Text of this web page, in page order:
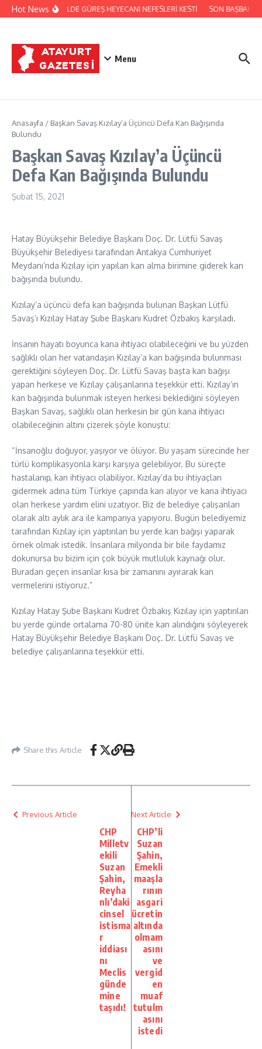
İçeriğe atla
Hot NewsFESTİVALDE GÜREŞ HEYECANI NEFESLERİ KESTİ SON
Menu
Anasayfa / Başkan Savaş Kızılay’a Üçüncü Defa Kan Bağışında
Bulundu
Başkan Savaş Kızılay’a Üçüncü
Defa Kan Bağışında Bulundu
Şubat 15, 2021
Hatay Büyükşehir Belediye Başkanı Doç. Dr. Lütfü Savaş
Büyükşehir Belediyesi tarafından Antakya Cumhuriyet
Meydanı’nda Kızılay için yapılan kan alma birimine giderek kan
bağışında bulundu.
Kızılay’a üçüncü defa kan bağışında bulunan Başkan Lütfü
Savaş’ı Kızılay Hatay Şube Başkanı Kudret Özbakış karşıladı.
İnsanın hayatı boyunca kana ihtiyacı olabileceğini ve bu yüzden
sağlıklı olan her vatandaşın Kızılay’a kan bağışında bulunması
gerektiğini söyleyen Doç. Dr. Lütfü Savaş başta kan bağışı
yapan herkese ve Kızılay çalışanlarına teşekkür etti. Kızılay’ın
kan bağışında bulunmak isteyen herkesi beklediğini söyleyen
Başkan Savaş, sağlıklı olan herkesin bir gün kana ihtiyacı
olabileceğinin altını çizerek şöyle konuştu:
“İnsanoğlu doğuyor, yaşıyor ve ölüyor. Bu yaşam sürecinde her
türlü komplikasyonla karşı karşıya gelebiliyor. Bu süreçte
hastalanıp, kan ihtiyacı olabiliyor. Kızılay’da bu ihtiyaçları
gidermek adına tüm Türkiye çapında kan alıyor ve kana ihtiyacı
olan herkese yardım elini uzatıyor. Biz de belediye çalışanları
olarak altı aylık ara ile kampanya yapıyoru. Bugün belediyemiz
tarafından Kızılay için yaptırılan bu yerde kan bağışı yaparak
örnek olmak istedik. İnsanlara milyonda bir bile faydamız
dokunursa bu bizim için çok büyük mutluluk kaynağı olur.
Buradan geçen insanlar kısa bir zamanını ayırarak kan
vermelerini istiyoruz.”
Kızılay Hatay Şube Başkanı Kudret Özbakış Kızılay için yaptırılan
bu yerde günde ortalama 70-80 ünite kan alındığını söyleyerek
Hatay Büyükşehir Belediye Başkanı Doç. Dr. Lütfü Savaş ve
belediye çalışanlarına teşekkür etti.
Share this Article
Previous Article
CHP
Milletv
ekili
Suzan
Şahin,
Reyha
nlı’daki
cinsel
istisma
r
iddiası
nı
Meclis
günde
mine
taşıdı!
Next Article
CHP’li
Suzan
Şahin,
Emekli
maaşla
rının
asgari
ücretin
altında
olmam
asını
ve
vergid
en
muaf
tutulm
asını
istedi